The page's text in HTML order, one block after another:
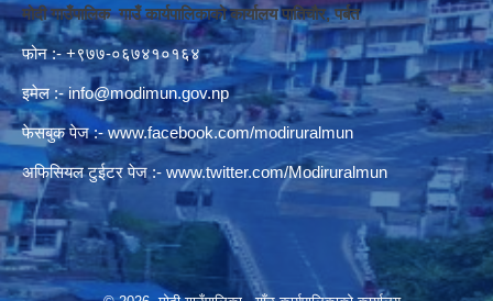
मोदी गाउँपालिक गाउँ कार्यपालिकाको कार्यालय पातिचौर, पर्बत
फोन :- +९७७-०६७४१०१६४
इमेल :-info@modimun.gov.np
फेसबुक पेज :-www.facebook.com/modiruralmun
अफिसियल टुईटर पेज :- www.twitter.com/Modiruralmun